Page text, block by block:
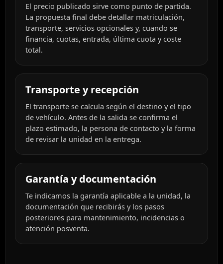
El precio publicado sirve como punto de partida.
La propuesta final debe detallar matriculación,
transporte, servicios opcionales y, cuando se
financia, cuotas, entrada, última cuota y coste
total.
Transporte y recepción
El transporte se calcula según el destino y el tipo
de vehículo. Antes de la salida se confirma el
plazo estimado, la persona de contacto y la forma
de revisar la unidad en la entrega.
Garantía y documentación
Te indicamos la garantía aplicable a la unidad, la
documentación que recibirás y los pasos
posteriores para mantenimiento, incidencias o
atención posventa.